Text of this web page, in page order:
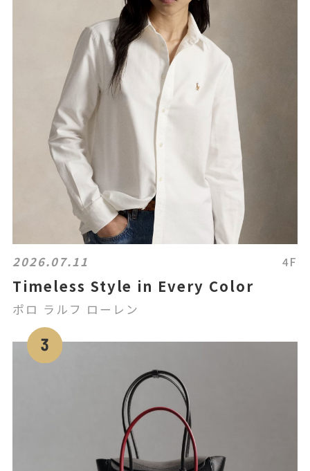
2026.07.11 4F
Timeless Style in Every Color
ポロ ラルフ ローレン